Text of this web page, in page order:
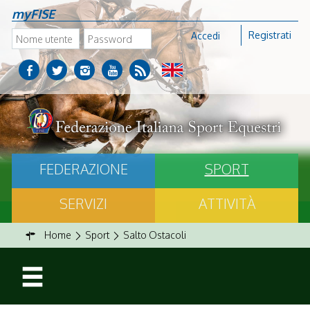
myFISE
Accedi Registrati
FEDERAZIONE
SPORT
SERVIZI
ATTIVITÀ
Home Sport Salto Ostacoli